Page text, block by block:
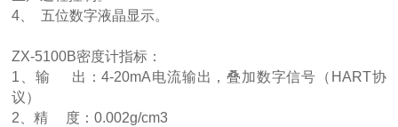
4、 五位数字液晶显示。
ZX-5100B密度计指标：
1、输 出：4-20mA电流输出，叠加数字信号（HART协
议）
2、精 度：0.002g/cm3